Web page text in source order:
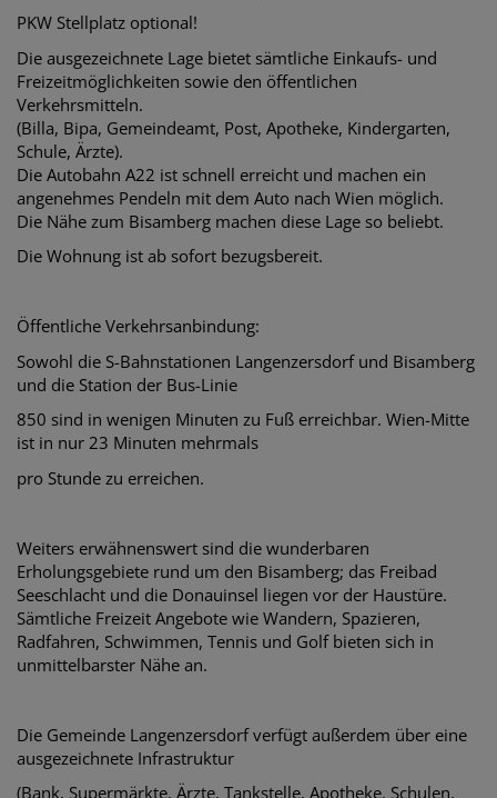
PKW Stellplatz optional!
Die ausgezeichnete Lage bietet sämtliche Einkaufs- und
Freizeitmöglichkeiten sowie den öffentlichen
Verkehrsmitteln.
(Billa, Bipa, Gemeindeamt, Post, Apotheke, Kindergarten,
Schule, Ärzte).
Die Autobahn A22 ist schnell erreicht und machen ein
angenehmes Pendeln mit dem Auto nach Wien möglich.
Die Nähe zum Bisamberg machen diese Lage so beliebt.
Die Wohnung ist ab sofort bezugsbereit.
Öffentliche Verkehrsanbindung:
Sowohl die S-Bahnstationen Langenzersdorf und Bisamberg
und die Station der Bus-Linie
850 sind in wenigen Minuten zu Fuß erreichbar. Wien-Mitte
ist in nur 23 Minuten mehrmals
pro Stunde zu erreichen.
Weiters erwähnenswert sind die wunderbaren
Erholungsgebiete rund um den Bisamberg; das Freibad
Seeschlacht und die Donauinsel liegen vor der Haustüre.
Sämtliche Freizeit Angebote wie Wandern, Spazieren,
Radfahren, Schwimmen, Tennis und Golf bieten sich in
unmittelbarster Nähe an.
Die Gemeinde Langenzersdorf verfügt außerdem über eine
ausgezeichnete Infrastruktur
(Bank, Supermärkte, Ärzte, Tankstelle, Apotheke, Schulen,